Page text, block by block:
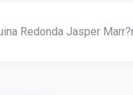
Redonda Jasper